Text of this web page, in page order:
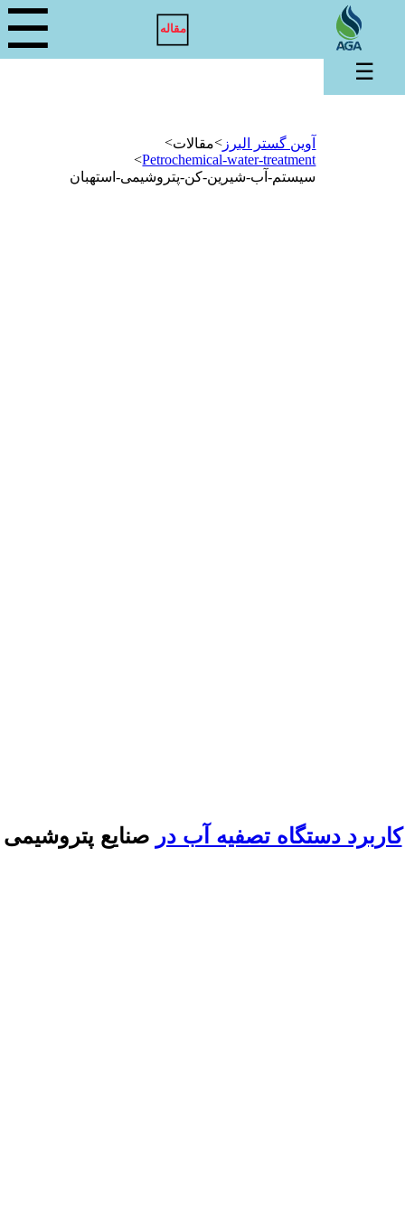
مقاله ☰
کاربرد دستگاه تصفیه آب در صنایع پتروشیمی
آوین گستر البرز >مقالات>
Petrochemical-water-treatment
>
سیستم-آب-شیرین-کن-پتروشیمی-استهبان
☰